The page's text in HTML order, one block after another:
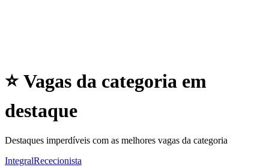
⭐ Vagas da categoria em
destaque
Destaques imperdíveis com as melhores vagas da categoria
IntegralRececionista